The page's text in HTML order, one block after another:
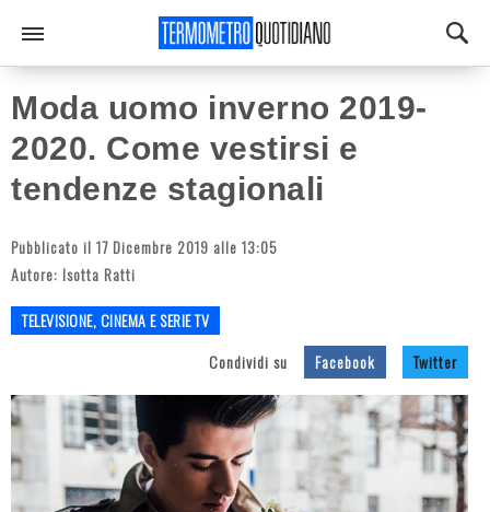
Moda uomo inverno 2019-
2020. Come vestirsi e
tendenze stagionali
Pubblicato il 17 Dicembre 2019 alle 13:05
Autore: Isotta Ratti
TELEVISIONE, CINEMA E SERIE TV
Condividi su
Facebook Twitter